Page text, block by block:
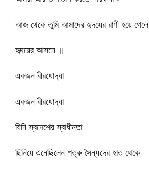
আজ থেকে তুমি আমাদের হৃদয়ের রাণী হয়ে গেলে
হৃদয়ের আসনে ॥
একজন বীরযোদ্ধা
একজন বীরযোদ্ধা
যিনি স্বদেশের স্বাধীনতা
ছিনিয়ে এনেছিলেন শত্রু সৈন্যদের হাত থেকে